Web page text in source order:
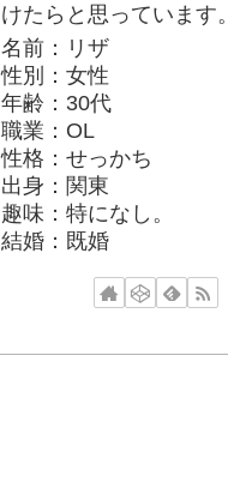
けたらと思っています。
名前：リザ
性別：女性
年齢：30代
職業：OL
性格：せっかち
出身：関東
趣味：特になし。
結婚：既婚